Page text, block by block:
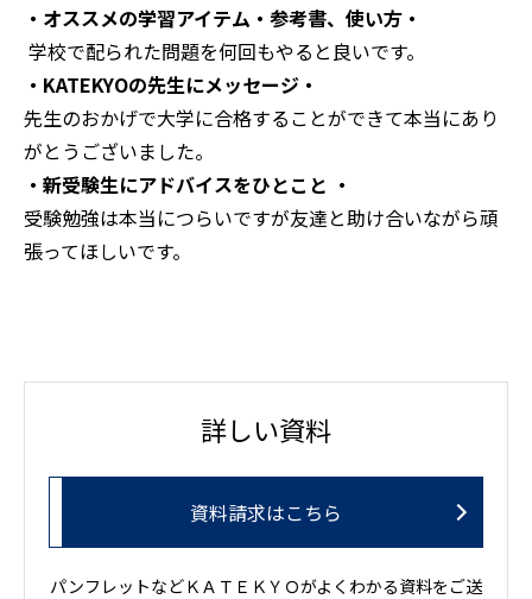
・オススメの学習アイテム・参考書、使い方・
学校で配られた問題を何回もやると良いです。
・KATEKYOの先生にメッセージ・
先生のおかげで大学に合格することができて本当にあり
がとうございました。
・新受験生にアドバイスをひとこと ・
受験勉強は本当につらいですが友達と助け合いながら頑
張ってほしいです。
詳しい資料
資料請求はこちら
パンフレットなどＫＡＴＥＫＹＯがよくわかる資料をご送